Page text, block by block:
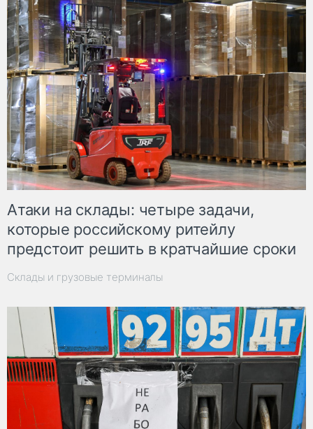
Атаки на склады: четыре задачи,
которые российскому ритейлу
предстоит решить в кратчайшие сроки
Склады и грузовые терминалы